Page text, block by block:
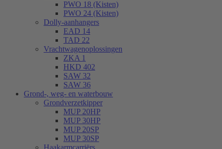
PWO 18 (Kisten)
PWO 24 (Kisten)
Dolly-aanhangers
EAD 14
TAD 22
Vrachtwagenoplossingen
ZKA 1
HKD 402
SAW 32
SAW 36
Grond-, weg- en waterbouw
Grondverzetkipper
MUP 20HP
MUP 30HP
MUP 20SP
MUP 30SP